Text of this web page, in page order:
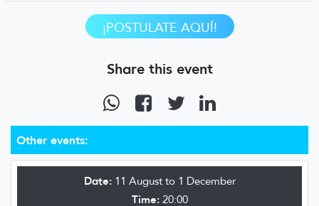
Other events:
Date:11 August to 1 December
Time:20:00
¡POSTULATE AQUÍ!
Share this event